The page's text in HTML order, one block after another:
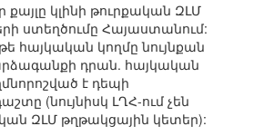
կլինի թուրքական ԶԼՄ
ստեղծումը Հայաստանում:
հայկական կողմը նույնքան
դրան. հայկական
է դեպի
(նույնիսկ ԼՂՀ-ում չեն
ԶԼՄ թղթակցային կետեր):